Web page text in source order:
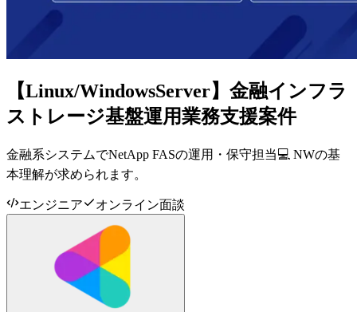
【Linux/WindowsServer】金融インフラ
ストレージ基盤運用業務支援案件
金融系システムでNetApp FASの運用・保守担当💻 NWの基
本理解が求められます。
エンジニア オンライン面談